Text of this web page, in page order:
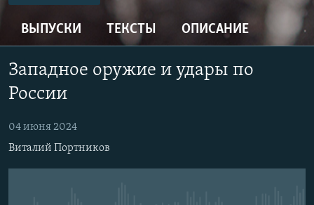
основному
содержанию
Вернутся
главной
Вернутся
поиску
АВТОРСКИЕ ПРОЕКТЫ
МНЕНИЯ
КУЛЬТУРА
КАВКАЗ.РЕАЛИИ
СЕВЕР.РЕАЛИИ
ПОДПИСАТЬСЯ
ВЫПУСКИ ТЕКСТЫ ОПИСАНИЕ
Западное оружие и удары по
России
04 июня 2024
Виталий Портников